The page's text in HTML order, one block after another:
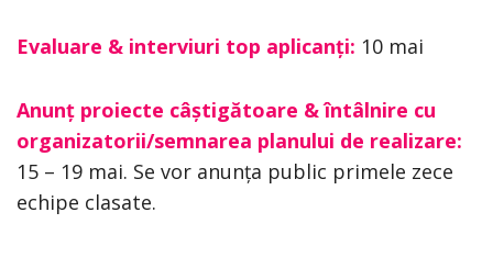
Evaluare & interviuri top aplicanți: 10 mai
Anunț proiecte câștigătoare & întâlnire cu
organizatorii/semnarea planului de realizare:
15 – 19 mai. Se vor anunța public primele zece
echipe clasate.